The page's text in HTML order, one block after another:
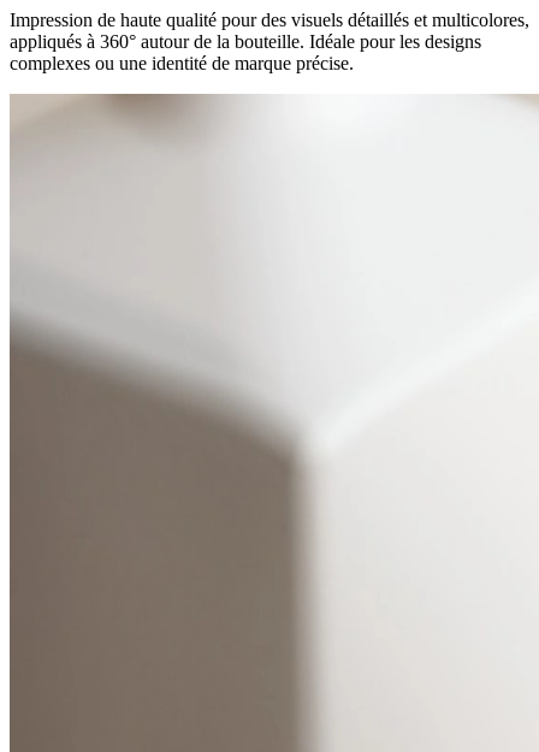
Impression de haute qualité pour des visuels détaillés et multicolores,
appliqués à 360° autour de la bouteille. Idéale pour les designs
complexes ou une identité de marque précise.